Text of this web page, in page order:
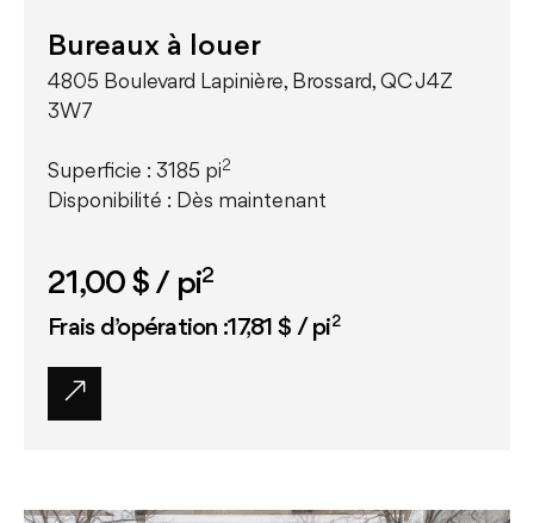
Bureaux à louer
4805 Boulevard Lapinière, Brossard, QC J4Z
3W7
Superficie : 3185 pi2
Disponibilité : Dès maintenant
21,00 $/ pi2
Frais d’opération :17,81 $ / pi2